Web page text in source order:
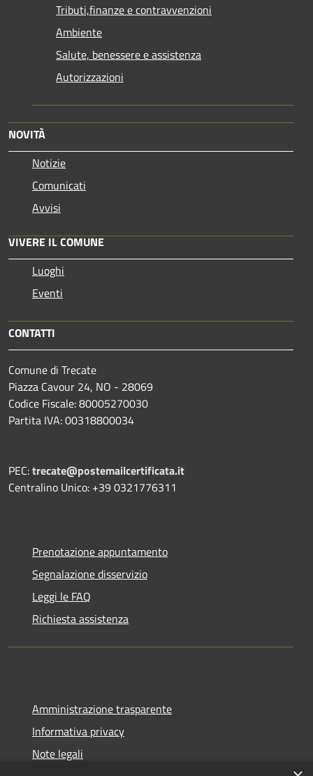
Tributi,finanze e contravvenzioni
Ambiente
Salute, benessere e assistenza
Autorizzazioni
NOVITÀ
Notizie
Comunicati
Avvisi
VIVERE IL COMUNE
Luoghi
Eventi
CONTATTI
Comune di Trecate
Piazza Cavour 24, NO - 28069
Codice Fiscale: 80005270030
Partita IVA: 00318800034
PEC:trecate@postemailcertificata.it
Centralino Unico: +39 0321776311
Prenotazione appuntamento
Segnalazione disservizio
Leggi le FAQ
Richiesta assistenza
Amministrazione trasparente
Informativa privacy
Note legali